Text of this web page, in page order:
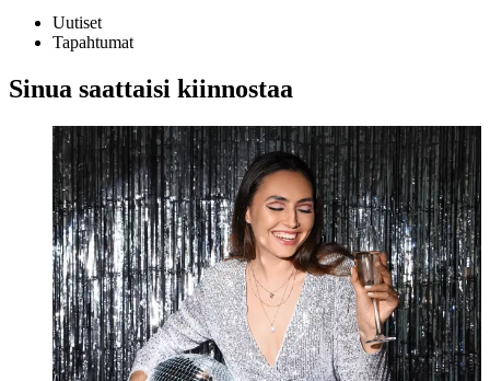
Uutiset
Tapahtumat
Sinua saattaisi kiinnostaa